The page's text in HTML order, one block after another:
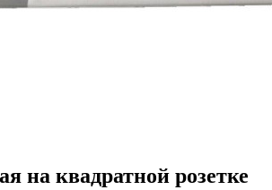
на квадратной розетке